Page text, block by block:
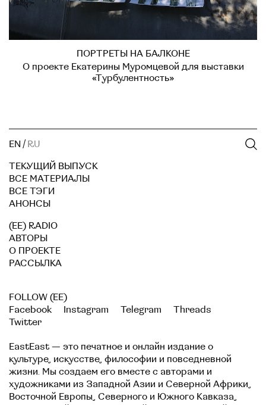
ПОРТРЕТЫ НА БАЛКОНЕ
О проекте Екатерины Муромцевой для выставки
«Турбулентность»
EN / RU
ТЕКУЩИЙ ВЫПУСК
ВСЕ МАТЕРИАЛЫ
ВСЕ ТЭГИ
АНОНСЫ
(EE) RADIO
АВТОРЫ
О ПРОЕКТЕ
РАССЫЛКА
FOLLOW (EE)
Facebook
Instagram Telegram
Threads
Twitter
EastEast — это печатное и онлайн издание о
культуре, искусстве, философии и повседневной
жизни. Мы создаем его вместе с авторами и
художниками из Западной Азии и Северной Африки,
Восточной Европы, Северного и Южного Кавказа,